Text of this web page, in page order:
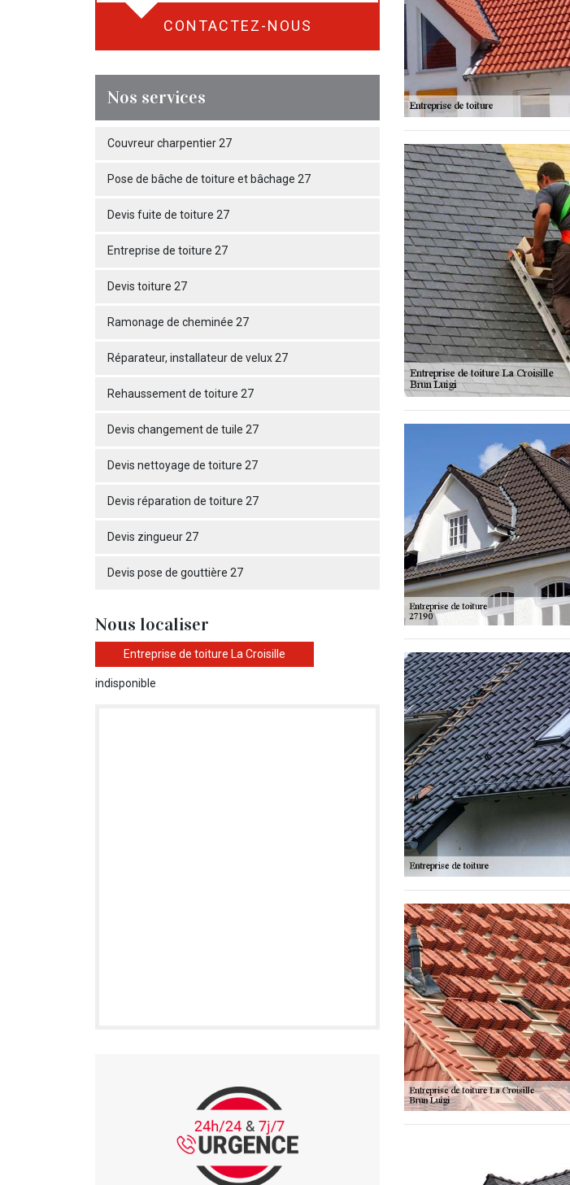
CONTACTEZ-NOUS
Nos services
Couvreur charpentier 27
Pose de bâche de toiture et bâchage 27
Devis fuite de toiture 27
Entreprise de toiture 27
Devis toiture 27
Ramonage de cheminée 27
Réparateur, installateur de velux 27
Rehaussement de toiture 27
Devis changement de tuile 27
Devis nettoyage de toiture 27
Devis réparation de toiture 27
Devis zingueur 27
Devis pose de gouttière 27
Nous localiser
Entreprise de toiture La Croisille
indisponible